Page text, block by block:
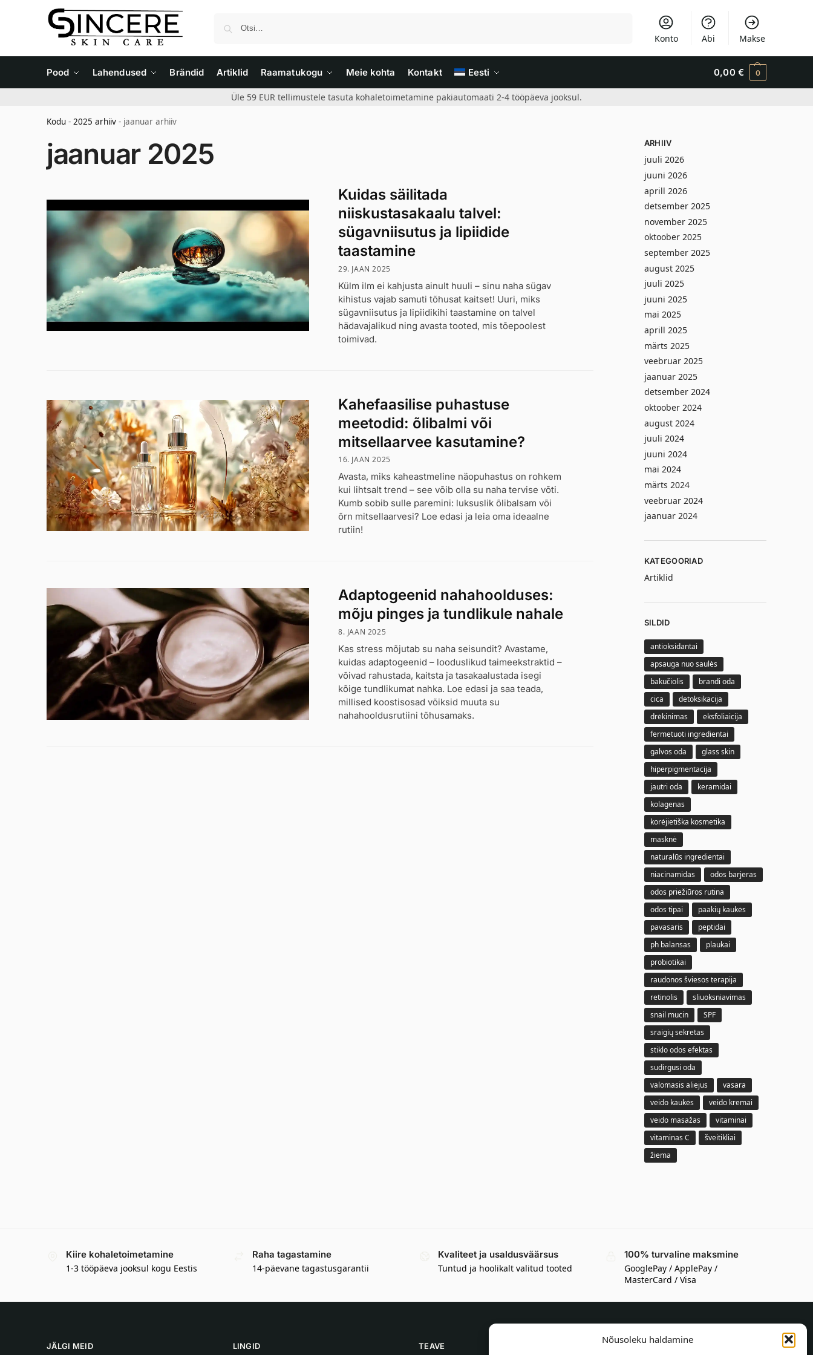
Nõusoleku haldamine
Konto Abi Makse
Pood Lahendused Brändid Artiklid Raamatukogu Meie kohta Kontakt Eesti 0,00 € 0
Üle 59 EUR tellimustele tasuta kohaletoimetamine pakiautomaati 2-4 tööpäeva jooksul.
Kodu - 2025 arhiiv - jaanuar arhiiv
jaanuar 2025
Kuidas säilitada
niiskustasakaalu talvel:
sügavniisutus ja lipiidide
taastamine
29. JAAN 2025
Külm ilm ei kahjusta ainult huuli – sinu naha sügav
kihistus vajab samuti tõhusat kaitset! Uuri, miks
sügavniisutus ja lipiidikihi taastamine on talvel
hädavajalikud ning avasta tooted, mis tõepoolest
toimivad.
Kahefaasilise puhastuse
meetodid: õlibalmi või
mitsellaarvee kasutamine?
16. JAAN 2025
Avasta, miks kaheastmeline näopuhastus on rohkem
kui lihtsalt trend – see võib olla su naha tervise võti.
Kumb sobib sulle paremini: luksuslik õlibalsam või
õrn mitsellaarvesi? Loe edasi ja leia oma ideaalne
rutiin!
Adaptogeenid nahahoolduses:
mõju pinges ja tundlikule nahale
8. JAAN 2025
Kas stress mõjutab su naha seisundit? Avastame,
kuidas adaptogeenid – looduslikud taimeekstraktid –
võivad rahustada, kaitsta ja tasakaalustada isegi
kõige tundlikumat nahka. Loe edasi ja saa teada,
millised koostisosad võiksid muuta su
nahahooldusrutiini tõhusamaks.
ARHIIV
juuli 2026
juuni 2026
aprill 2026
detsember 2025
november 2025
oktoober 2025
september 2025
august 2025
juuli 2025
juuni 2025
mai 2025
aprill 2025
märts 2025
veebruar 2025
jaanuar 2025
detsember 2024
oktoober 2024
august 2024
juuli 2024
juuni 2024
mai 2024
märts 2024
veebruar 2024
jaanuar 2024
KATEGOORIAD
Artiklid
SILDID
antioksidantai
apsauga nuo saulės
bakučiolis
brandi oda
cica
detoksikacija
drėkinimas
eksfoliaicija
fermetuoti ingredientai
galvos oda
glass skin
hiperpigmentacija
jautri oda
keramidai
kolagenas
korėjietiška kosmetika
masknė
naturalūs ingredientai
niacinamidas
odos barjeras
odos priežiūros rutina
odos tipai
paakių kaukės
pavasaris
peptidai
ph balansas
plaukai
probiotikai
raudonos šviesos terapija
retinolis
sliuoksniavimas
snail mucin
SPF
sraigių sekretas
stiklo odos efektas
sudirgusi oda
valomasis aliejus
vasara
veido kaukės
veido kremai
veido masažas
vitaminai
vitaminas C
šveitikliai
žiema
Kiire kohaletoimetamine
1-3 tööpäeva jooksul kogu Eestis
Raha tagastamine
14-päevane tagastusgarantii
Kvaliteet ja usaldusväärsus
Tuntud ja hoolikalt valitud tooted
100% turvaline maksmine
GooglePay / ApplePay /
MasterCard / Visa
JÄLGI MEID LINGID TEAVE TEAVE OSTJALE